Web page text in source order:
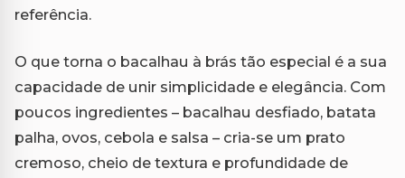
referência.
O que torna o bacalhau à brás tão especial é a sua
capacidade de unir simplicidade e elegância. Com
poucos ingredientes – bacalhau desfiado, batata
palha, ovos, cebola e salsa – cria-se um prato
cremoso, cheio de textura e profundidade de